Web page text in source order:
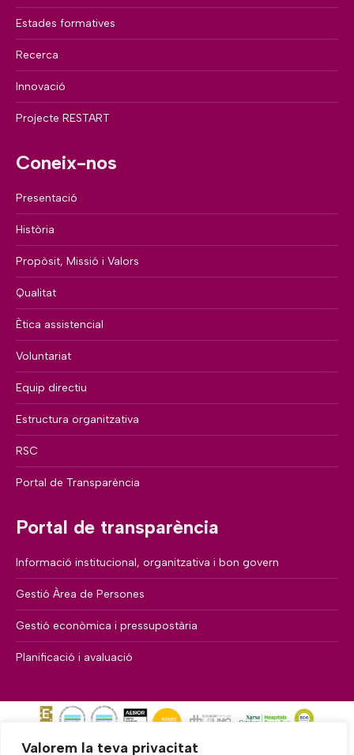
Valorem la teva privacitat
Estades formatives
Recerca
Innovació
Projecte RESTART
Coneix-nos
Presentació
Història
Propòsit, Missió i Valors
Qualitat
Ètica assistencial
Voluntariat
Equip directiu
Estructura organitzativa
RSC
Portal de Transparència
Portal de transparència
Informació institucional, organitzativa i bon govern
Gestió Àrea de Persones
Gestió econòmica i pressupostària
Planificació i avaluació